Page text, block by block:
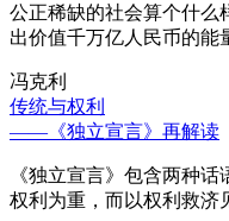
公正稀缺的社会算个什么
出价值千万亿人民币的能
冯克利
传统与权利
——《独立宣言》再解读
《独立宣言》包含两种
权利为重，而以权利救济